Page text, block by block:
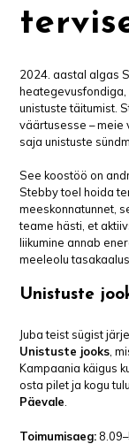
2024. aastal algas
unistuste täitumist.
väärtusesse – meie
saja unistuste
See koostöö on
Stebby toel hoida
meeskonnatunnet,
teame hästi, et
liikumine annab
meeleolu tasakaalus.
Unistuste
Juba teist sügist
Unistuste jooks,
Kampaania käigus
osta pilet ja kogu
Päevale.
Toimumisaeg: